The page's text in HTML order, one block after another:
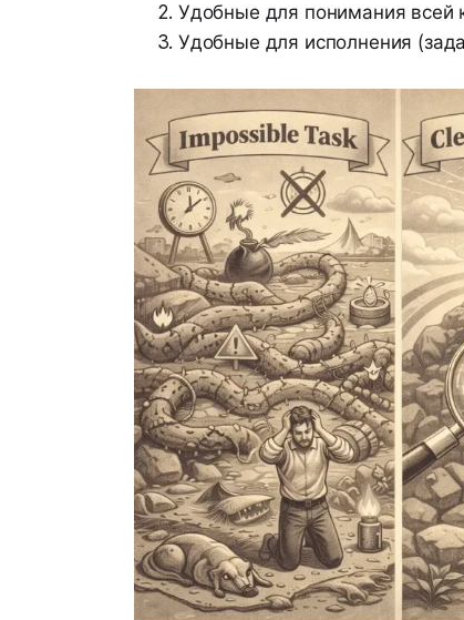
Удобные для понимания всей
Удобные для исполнения